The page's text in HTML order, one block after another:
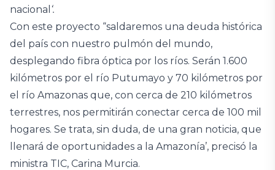
nacional ‘.
Con este proyecto “saldaremos una deuda histórica
del país con nuestro pulmón del mundo,
desplegando fibra óptica por los ríos. Serán 1.600
kilómetros por el río Putumayo y 70 kilómetros por
el río Amazonas que, con cerca de 210 kilómetros
terrestres, nos permitirán conectar cerca de 100 mil
hogares. Se trata, sin duda, de una gran noticia, que
llenará de oportunidades a la Amazonía’, precisó la
ministra TIC, Carina Murcia.